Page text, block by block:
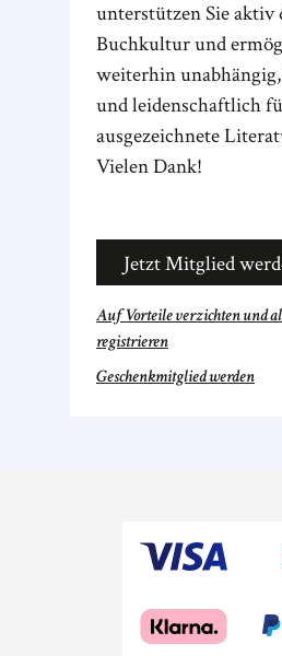
unterstützen Sie aktiv
Buchkultur und
weiterhin
und leidenschaftlich
ausgezeichnete
Vielen Dank!
Jetzt Mitglied
Auf Vorteile verzichten und
registrieren
Geschenkmitglied werden